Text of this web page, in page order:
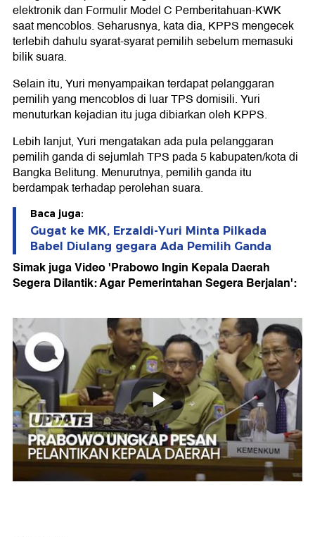
elektronik dan Formulir Model C Pemberitahuan-KWK
saat mencoblos. Seharusnya, kata dia, KPPS mengecek
terlebih dahulu syarat-syarat pemilih sebelum memasuki
bilik suara.
Selain itu, Yuri menyampaikan terdapat pelanggaran
pemilih yang mencoblos di luar TPS domisili. Yuri
menuturkan kejadian itu juga dibiarkan oleh KPPS.
Lebih lanjut, Yuri mengatakan ada pula pelanggaran
pemilih ganda di sejumlah TPS pada 5 kabupaten/kota di
Bangka Belitung. Menurutnya, pemilih ganda itu
berdampak terhadap perolehan suara.
Baca juga:
Gugat ke MK, Erzaldi-Yuri Minta Pilkada
Babel Diulang gegara Ada Pemilih Ganda
Simak juga Video 'Prabowo Ingin Kepala Daerah
Segera Dilantik: Agar Pemerintahan Segera Berjalan':